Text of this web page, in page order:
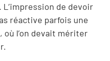
de devoir
réactive parfois une
l’on devait mériter